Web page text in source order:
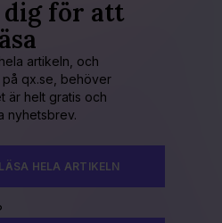
dig för att
artikeln, och
på qx.se, behöver
är helt gratis och
nyhetsbrev.
HELA ARTIKELN